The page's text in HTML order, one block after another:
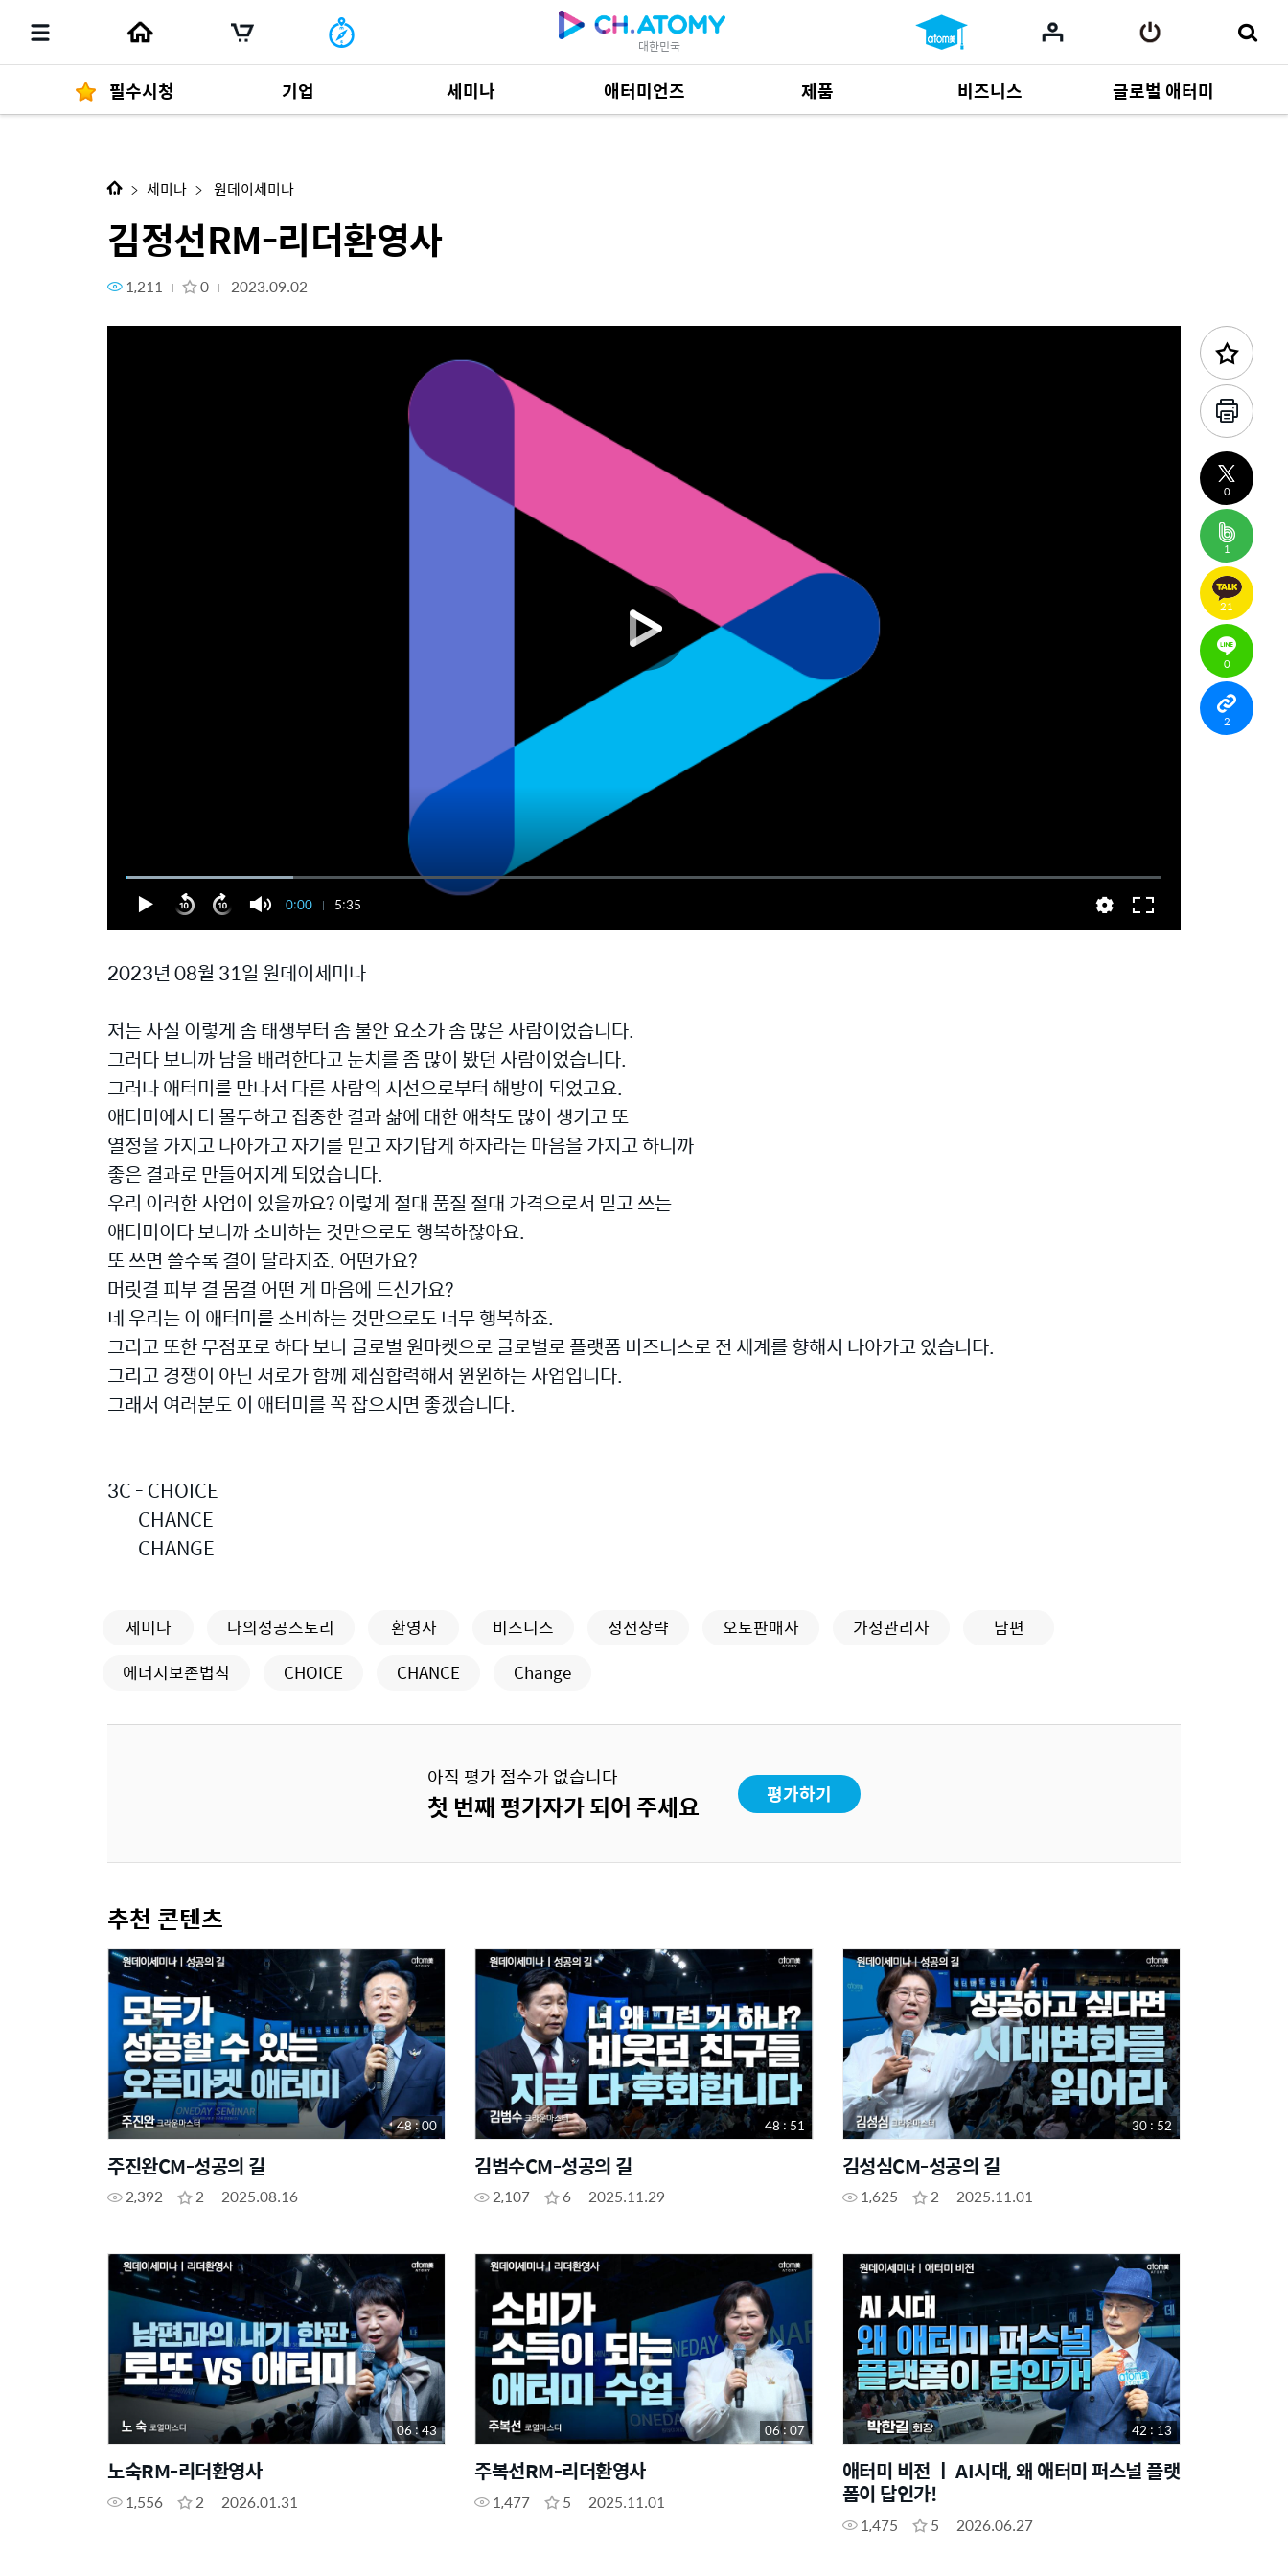
대한민국
필수시청 기업
경영자 메세지
세미나 애터미언즈 제품
제품 자료685
비즈니스
사업 자료165
글로벌 애터미
김정선RM-리더환영사
세미나 원데이세미나
김정선RM-리더환영사
1,211 0 2023.09.02
0:00 5:35
2023년 08월 31일 원데이세미나
저는 사실 이렇게 좀 태생부터 좀 불안 요소가 좀 많은 사람이었습니다.
그러다 보니까 남을 배려한다고 눈치를 좀 많이 봤던 사람이었습니다.
그러나 애터미를 만나서 다른 사람의 시선으로부터 해방이 되었고요.
애터미에서 더 몰두하고 집중한 결과 삶에 대한 애착도 많이 생기고 또
열정을 가지고 나아가고 자기를 믿고 자기답게 하자라는 마음을 가지고 하니까
좋은 결과로 만들어지게 되었습니다.
우리 이러한 사업이 있을까요? 이렇게 절대 품질 절대 가격으로서 믿고 쓰는
애터미이다 보니까 소비하는 것만으로도 행복하잖아요.
또 쓰면 쓸수록 결이 달라지죠. 어떤가요?
머릿결 피부 결 몸결 어떤 게 마음에 드신가요?
네 우리는 이 애터미를 소비하는 것만으로도 너무 행복하죠.
그리고 또한 무점포로 하다 보니 글로벌 원마켓으로 글로벌로 플랫폼 비즈니스로 전 세계를 향해서 나아가고 있습니다.
그리고 경쟁이 아닌 서로가 함께 제심합력해서 윈윈하는 사업입니다.
그래서 여러분도 이 애터미를 꼭 잡으시면 좋겠습니다.
3C - CHOICE
CHANCE
CHANGE
세미나 나의성공스토리 환영사 비즈니스 정선상략 오토판매사 가정관리사
남편
에너지보존법칙
CHOICE CHANCE Change
아직 평가 점수가 없습니다
첫 번째 평가자가 되어 주세요 평가하기
추천 콘텐츠
주진완CM-성공의 길
2,392 2 2025.08.16
48 : 00
김범수CM-성공의 길
2,107 6 2025.11.29
48 : 51
김성심CM-성공의 길
1,625 2 2025.11.01
30 : 52
노숙RM-리더환영사
1,556 2 2026.01.31
06 : 43
주복선RM-리더환영사
1,477 5 2025.11.01
06 : 07
애터미 비전 ㅣ AI시대, 왜 애터미 퍼스널 플랫
폼이 답인가!
1,475 5 2026.06.27
42 : 13